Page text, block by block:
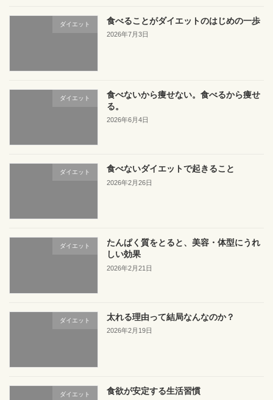
ダイエット 食べることがダイエットのはじめの一歩
2026年7月3日
ダイエット
食べないから痩せない。食べるから痩せ
る。
2026年6月4日
ダイエット 食べないダイエットで起きること
2026年2月26日
ダイエット
たんぱく質をとると、美容・体型にうれ
しい効果
2026年2月21日
ダイエット 太れる理由って結局なんなのか？
2026年2月19日
ダイエット 食欲が安定する生活習慣